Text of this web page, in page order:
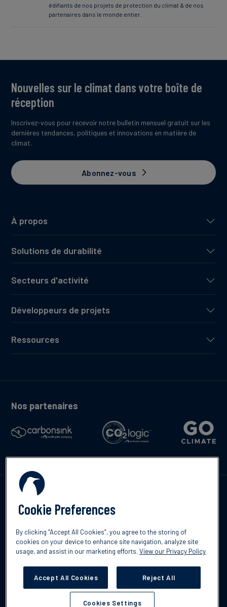
édifiants de nos projets de protection du climat & de nos
partenaires dans le monde entier.
English
À propos
Solutions de durabilité
Secteurs d'activité
Développeurs de projets
Ressources
Nouvelles sur le climat dans votre boîte de
réception
Inscrivez-vous pour recevoir notre bulletin mensuel gratuit sur les
dernières tendances, politiques et innovations en matière de
climat.
Abonnez-vous
Nos partenaires
responsabilité
Cookie Preferences
By clicking “Accept All Cookies”, you agree to the storing of
cookies on your device to enhance site navigation, analyze site
usage, and assist in our marketing efforts. View our Privacy Policy
Accept All Cookies Reject All
Cookies Settings